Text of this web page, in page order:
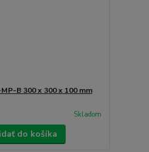
B 300 x 300 x 100 mm
Skladom
do košíka